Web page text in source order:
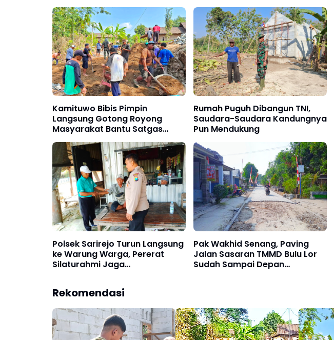
Kamituwo Bibis Pimpin
Langsung Gotong Royong
Masyarakat Bantu Satgas
TMMD
Rumah Puguh Dibangun TNI,
Saudara-Saudara Kandungnya
Pun Mendukung
Polsek Sarirejo Turun Langsung
ke Warung Warga, Pererat
Silaturahmi Jaga
Pak Wakhid Senang, Paving
Jalan Sasaran TMMD Bulu Lor
Sudah Sampai Depan
Rekomendasi